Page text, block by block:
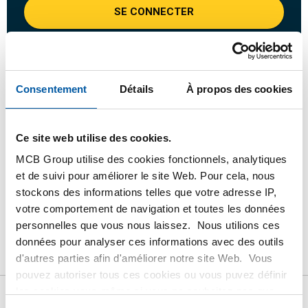
Consentement Détails À propos des cookies
Ce site web utilise des cookies.
MCB Group utilise des cookies fonctionnels, analytiques
et de suivi pour améliorer le site Web. Pour cela, nous
stockons des informations telles que votre adresse IP,
votre comportement de navigation et toutes les données
personnelles que vous nous laissez. Nous utilions ces
données pour analyser ces informations avec des outils
d'autres parties afin d'améliorer notre site Web. Vous
pouvez autoriser tous ces cookies ou vous puvez définir
SE CONNECTER
Veuillez vous connecter afin de pouvoir passer
Commandez avec vos propres numéros d’articles
Produit Description du produit Liste de prix brut
Téléchargements Caractéristiques